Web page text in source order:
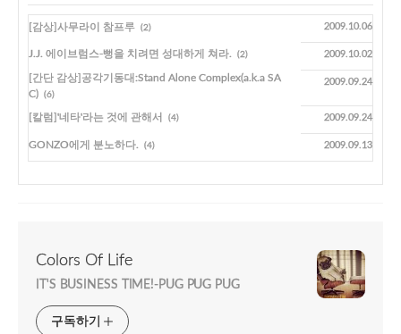
[감상]사무라이 참프루 (2) 2009.10.06
J.J. 에이브럼스-뻥을 치려면 성대하게 쳐라. (2) 2009.10.02
[간단 감상]공각기동대:Stand Alone Complex(a.k.a SA
C) (6)
2009.09.24
[칼럼]'네타'라는 것에 관해서 (4) 2009.09.24
GONZO에게 분노하다. (4) 2009.09.13
Colors Of Life
IT'S BUSINESS TIME!-PUG PUG PUG
구독하기